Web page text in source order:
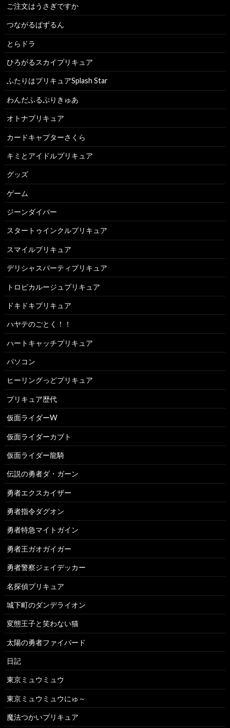
ご注文はうさぎですか
つながるぱずるん
とらドラ
ひろがるスカイプリキュア
ふたりはプリキュアSplash Star
わんだふるぷりきゅあ
オトナプリキュア
カードキャプターさくら
キミとアイドルプリキュア
グッズ
ゲーム
ジーンダイバー
スタートゥインクルプリキュア
スマイルプリキュア
デリシャスパーティプリキュア
トロピカルージュプリキュア
ドキドキプリキュア
ハヤテのごとく！！
ハートキャッチプリキュア
パソコン
ヒーリングっどプリキュア
プリキュア歴代
仮面ライダーW
仮面ライダーカブト
仮面ライダー龍騎
伝説の勇者ダ・ガーン
勇者エクスカイザー
勇者指令ダグオン
勇者特急マイトガイン
勇者王ガオガイガー
勇者警察ジェイデッカー
名探偵プリキュア
城下町のダンデライオン
変態王子と笑わない猫
太陽の勇者ファイバード
日記
東京ミュウミュウ
東京ミュウミュウにゅ～
魔法つかいプリキュア